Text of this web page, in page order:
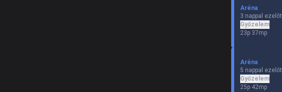
Aréna
3 nappal
Győzelem
23p 37mp
Aréna
5 nappal
Győzelem
25p 42mp